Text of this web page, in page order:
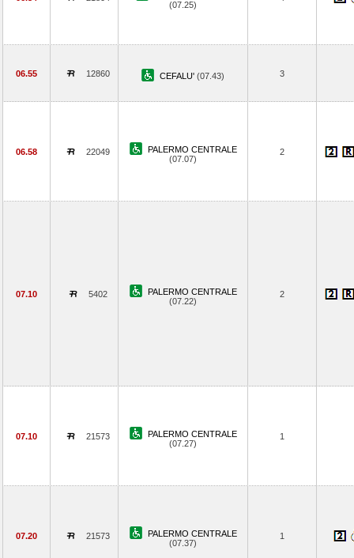
(07.25)
06.55 12860 CEFALU' (07.43) 3
06.58 22049
PALERMO CENTRALE
(07.07)
2
07.10 5402
PALERMO CENTRALE
(07.22)
2
07.10 21573
PALERMO CENTRALE
(07.27)
1
07.20 21573
PALERMO CENTRALE
(07.37)
1